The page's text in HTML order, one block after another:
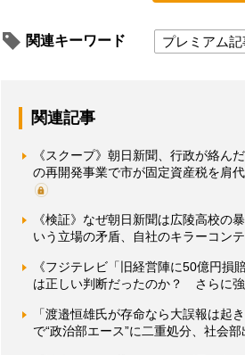
関連キーワード プレミアム記
関連記事
《スクープ》朝日新聞、行政が絡
の再開発事業で市が固定資産税を肩
《検証》なぜ朝日新聞は広陵高校の
いう立場の矛盾、自社のキラーコン
《フジテレビ「旧経営陣に50億円
は正しい判断だったのか？ さらに
「渡邉恒雄氏が存命なら大誤報は
で“政治部エース”に二重処分、社会